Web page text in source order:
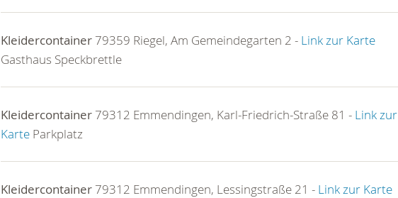
Kleidercontainer 79359 Riegel, Am Gemeindegarten 2 - Link zur Karte
Gasthaus Speckbrettle
Kleidercontainer 79312 Emmendingen, Karl-Friedrich-Straße 81 - Link zur
Karte Parkplatz
Kleidercontainer 79312 Emmendingen, Lessingstraße 21 - Link zur Karte